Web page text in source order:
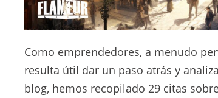
Como emprendedores, a menudo
resulta útil dar un paso atrás y
blog, hemos recopilado 29 citas